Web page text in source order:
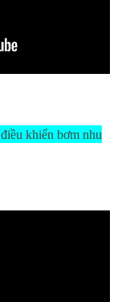
điều khiển bơm nhu